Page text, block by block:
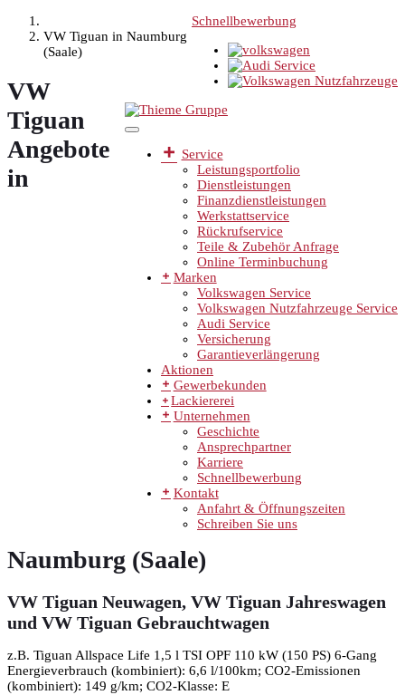
Schnellbewerbung
Service
Leistungsportfolio
Dienstleistungen
Finanzdienstleistungen
Werkstattservice
Rückrufservice
Teile & Zubehör Anfrage
Online Terminbuchung
Marken
Volkswagen Service
Volkswagen Nutzfahrzeuge Service
Audi Service
Versicherung
Garantieverlängerung
Aktionen
Gewerbekunden
Lackiererei
Unternehmen
Geschichte
Ansprechpartner
Karriere
Schnellbewerbung
Kontakt
Anfahrt & Öffnungszeiten
Schreiben Sie uns
VW Tiguan in Naumburg
(Saale)
VW
Tiguan
Angebote
in
Naumburg (Saale)
VW Tiguan Neuwagen, VW Tiguan Jahreswagen
und VW Tiguan Gebrauchtwagen
z.B. Tiguan Allspace Life 1,5 l TSI OPF 110 kW (150 PS) 6-Gang
Energieverbrauch (kombiniert): 6,6 l/100km; CO2-Emissionen
(kombiniert): 149 g/km; CO2-Klasse: E